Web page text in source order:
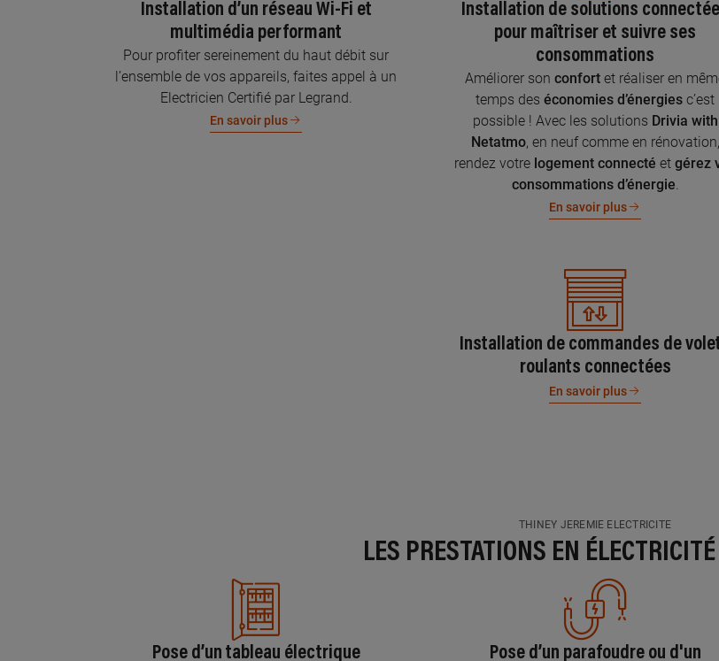
Installation d’un réseau Wi-Fi et
multimédia performant
Pour profiter sereinement du haut débit sur
l’ensemble de vos appareils, faites appel à un
Electricien Certifié par Legrand.
En savoir plus
Installation de solutions
pour maîtriser et suivre ses
consommations
Améliorer son confort et réaliser en
temps des économies d’énergies c’est
possible ! Avec les solutions Drivia with
Netatmo, en neuf comme en rénovation,
rendez votre logement connecté et gérez
consommations d’énergie.
En savoir plus
Installation de commandes de
roulants connectées
En savoir plus
THINEY JEREMIE ELECTRICITE
LES PRESTATIONS EN
Pose d’un tableau électrique
Pose d’un parafoudre ou d'un